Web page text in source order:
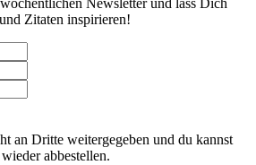
Newsletter und lass Dich
Zitaten inspirieren!
an Dritte weitergegeben und du kannst
abbestellen.